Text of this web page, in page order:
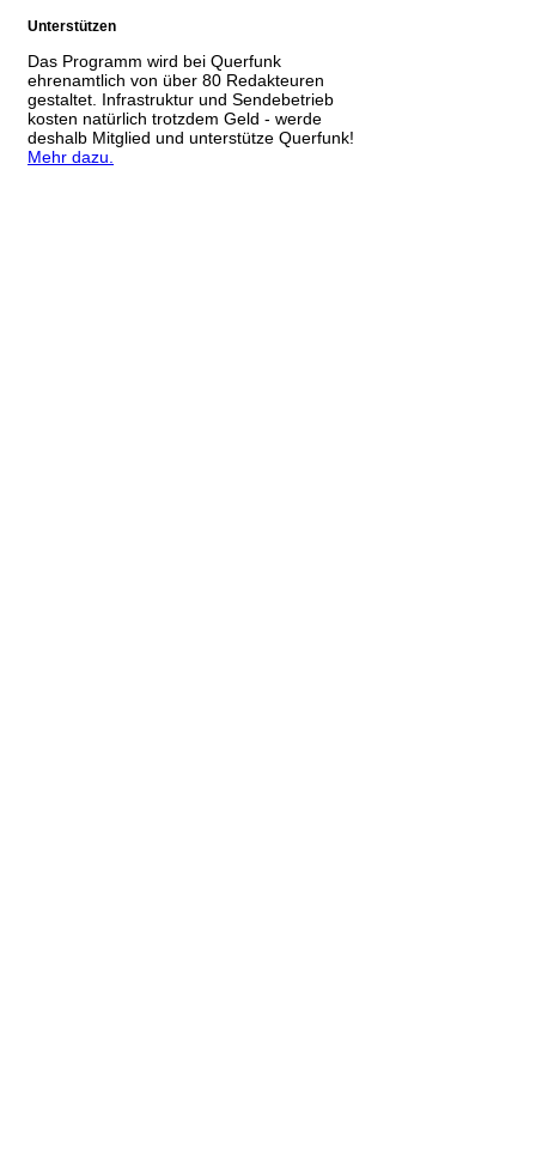
Unterstützen
Das Programm wird bei Querfunk
ehrenamtlich von über 80 Redakteuren
gestaltet. Infrastruktur und Sendebetrieb
kosten natürlich trotzdem Geld - werde
deshalb Mitglied und unterstütze Querfunk!
Mehr dazu.